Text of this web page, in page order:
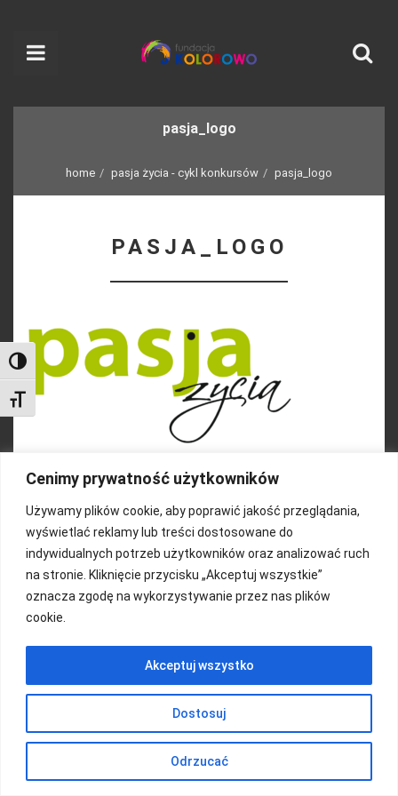
Cenimy prywatność użytkowników
Używamy plików cookie, aby poprawić jakość przeglądania,
wyświetlać reklamy lub treści dostosowane do
indywidualnych potrzeb użytkowników oraz analizować ruch
na stronie. Kliknięcie przycisku „Akceptuj wszystkie”
oznacza zgodę na wykorzystywanie przez nas plików
cookie.
Dostosuj
Odrzucać
Akceptuj wszystko
Toggle High Contrast
Toggle Font size
pasja_logo
home pasja życia - cykl konkursów pasja_logo
PASJA_LOGO
FUNDACJA KOLOROWO
Copyright 2016/ Autor: ThemeWisdom